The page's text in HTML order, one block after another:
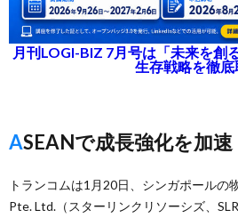
月刊LOGI-BIZ 7月号は「未来を創
生存戦略を徹底
ASEANで成長強化を加速
トランコムは1月20日、シンガポールの
Pte. Ltd.（スターリンクリソーシズ、